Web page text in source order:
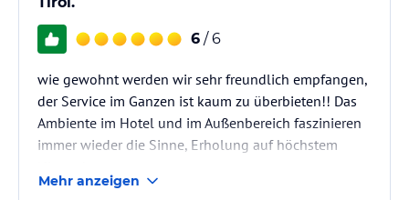
6 / 6
wie gewohnt werden wir sehr freundlich empfangen,
der Service im Ganzen ist kaum zu überbieten!! Das
Ambiente im Hotel und im Außenbereich faszinieren
immer wieder die Sinne, Erholung auf höchstem
Mehr anzeigen